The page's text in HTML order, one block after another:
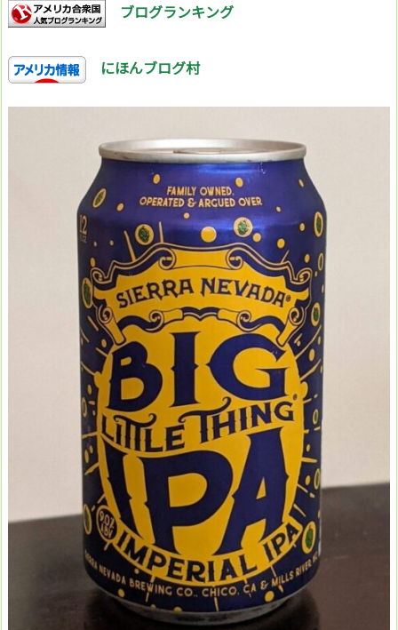
ブログランキング
にほんブログ村